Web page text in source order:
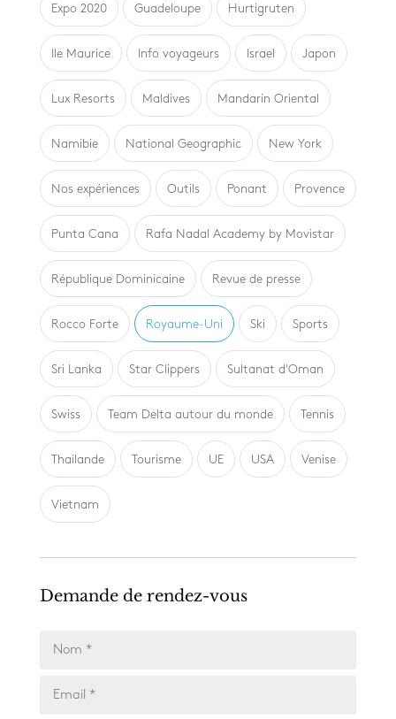
Expo 2020 Guadeloupe Hurtigruten
Ile Maurice Info voyageurs Israel Japon
Lux Resorts Maldives Mandarin Oriental
Namibie National Geographic New York
Nos expériences Outils Ponant Provence
Punta Cana Rafa Nadal Academy by Movistar
République Dominicaine Revue de presse
Rocco Forte Royaume-Uni Ski Sports
Sri Lanka Star Clippers Sultanat d'Oman
Swiss Team Delta autour du monde Tennis
Thailande Tourisme UE USA Venise
Vietnam
Demande de rendez-vous